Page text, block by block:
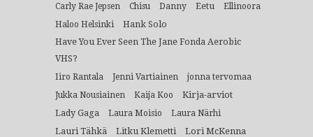
Carly Rae Jepsen Chisu Danny Eetu
Ellinoora
Haloo Helsinki
Hank Solo
Have You Ever Seen The Jane Fonda Aerobic
VHS?
Iiro Rantala Jenni Vartiainen
jonna tervomaa
Jukka Nousiainen
Kaija Koo
Kirja-arviot
Lady Gaga
Laura Moisio Laura Närhi
Lauri Tähkä Litku Klemetti
Lori McKenna